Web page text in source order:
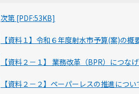
次第 [PDF:53KB]
【資料１】令和６年度射水市予算(案)の概
【資料２－１】 業務改革（BPR）につな
【資料２－２】ペーパーレスの推進につ